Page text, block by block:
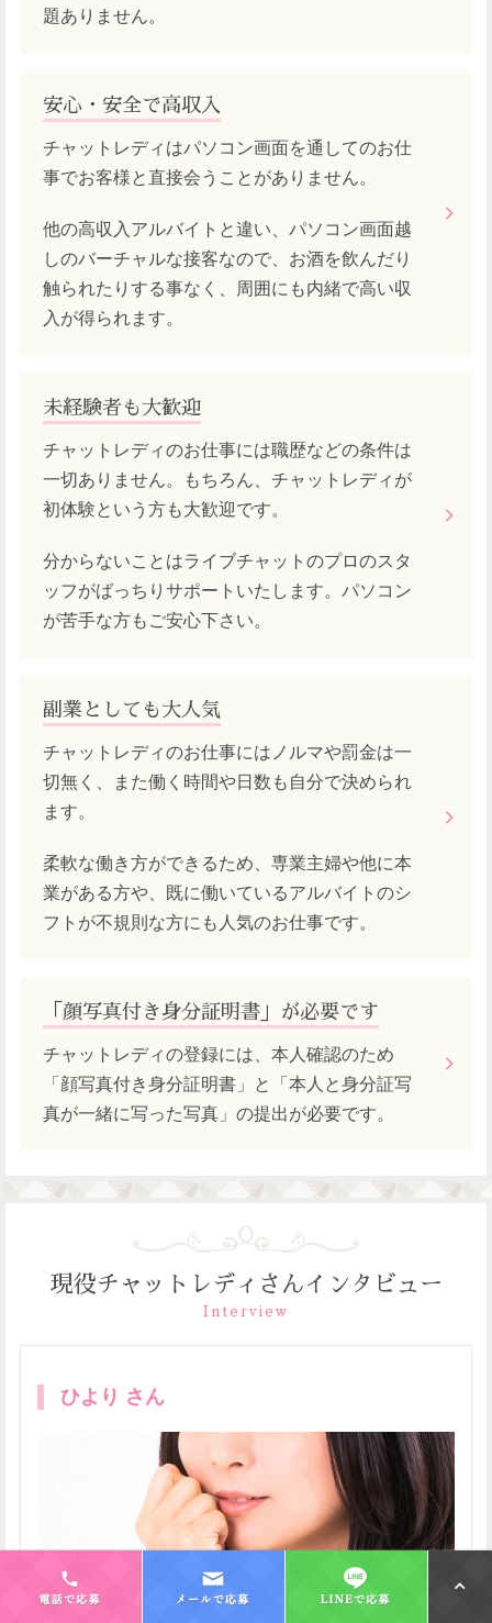
題ありません。
安心・安全で高収入
チャットレディはパソコン画面を通してのお仕
事でお客様と直接会うことがありません。
他の高収入アルバイトと違い、パソコン画面越
しのバーチャルな接客なので、お酒を飲んだり
触られたりする事なく、周囲にも内緒で高い収
入が得られます。
未経験者も大歓迎
チャットレディのお仕事には職歴などの条件は
一切ありません。もちろん、チャットレディが
初体験という方も大歓迎です。
分からないことはライブチャットのプロのスタ
ッフがばっちりサポートいたします。パソコン
が苦手な方もご安心下さい。
副業としても大人気
チャットレディのお仕事にはノルマや罰金は一
切無く、また働く時間や日数も自分で決められ
ます。
柔軟な働き方ができるため、専業主婦や他に本
業がある方や、既に働いているアルバイトのシ
フトが不規則な方にも人気のお仕事です。
「顔写真付き身分証明書」が必要です
チャットレディの登録には、本人確認のため
「顔写真付き身分証明書」と「本人と身分証写
真が一緒に写った写真」の提出が必要です。
現役チャットレディさんインタビュー
Interview
ひより さん